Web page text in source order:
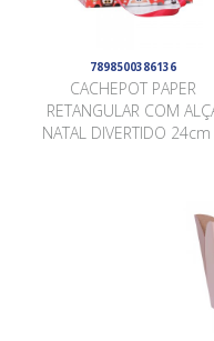
7898500386136
CACHEPOT PAPER
RETANGULAR COM
NATAL DIVERTIDO